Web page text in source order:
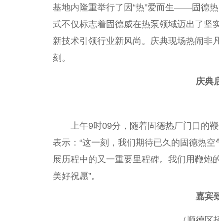
基地内隆重举行了因“热”爱而生——固德
式不仅标志着固德威在热泵领域迈出了坚
新技术引领行业新风尚。庆典现场热闹非
刻。
庆典
上午9时09分，随着固德热厂门口的
表示：“这一刻，我们期待已久的固德热空
展历程中的又一重要里程碑。我们用鞭炮
美好祝愿”。
嘉宾